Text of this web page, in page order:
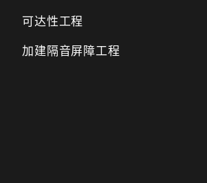
可达性工程
加建隔音屏障工程